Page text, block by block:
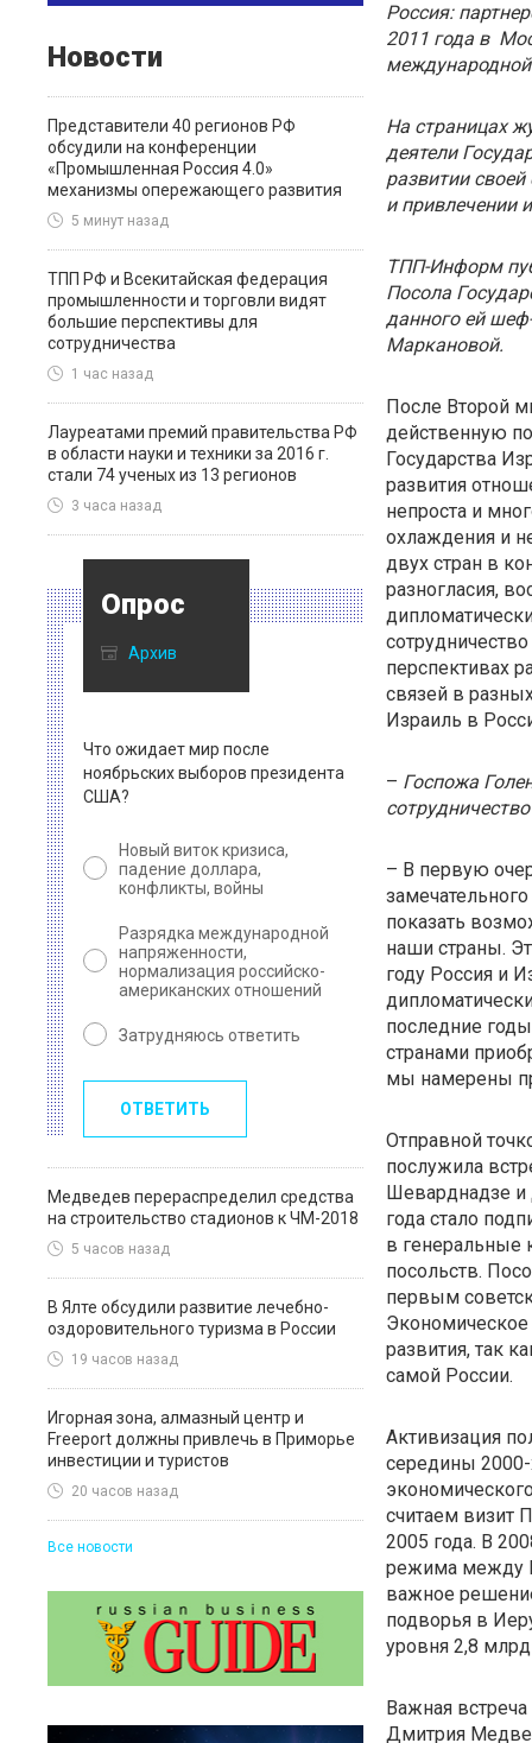
Новости
Представители 40 регионов РФ
обсудили на конференции
«Промышленная Россия 4.0»
механизмы опережающего развития
5 минут назад
ТПП РФ и Всекитайская федерация
промышленности и торговли видят
большие перспективы для
сотрудничества
1 час назад
Лауреатами премий правительства РФ
в области науки и техники за 2016 г.
стали 74 ученых из 13 регионов
3 часа назад
Опрос
Архив
Что ожидает мир после
ноябрьских выборов президента
США?
Новый виток кризиса,
падение доллара,
конфликты, войны
Разрядка международной
напряженности,
нормализация российско-
американских отношений
Затрудняюсь ответить
ОТВЕТИТЬ
Медведев перераспределил средства
на строительство стадионов к ЧМ-2018
5 часов назад
В Ялте обсудили развитие лечебно-
оздоровительного туризма в России
19 часов назад
Игорная зона, алмазный центр и
Freeport должны привлечь в Приморье
инвестиции и туристов
20 часов назад
Все новости
Россия:
2011 года в
На страницах
деятели
развитии
и привлечении
ТПП-Информ
Посола
данного ей
Маркановой.
После Второй
действенную
Государства
развития
непроста и
охлаждения и
двух стран в
разногласия,
перспективах
связей в
Израиль в
– Госпожа
– В первую
показать
наши страны.
году Россия и
последние
странами
мы намерены
Отправной
послужила
Шеварднадзе и
года стало
в генеральные
посольств.
первым
Экономическое
развития, так
самой России.
Активизация
середины 2000-
считаем визит
2005 года. В
режима между
важное
подворья в
уровня 2,8
Важная
Дмитрия